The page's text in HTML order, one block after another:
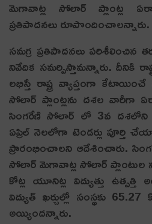
మెగావాట్ల సోలార్‌ ప్లాంట్ల‌
ప్రతిపాదనలు రూపొందించాలన్నారు.
సమగ్ర ప్రతిపాదనలు పరిశీలించిన
నివేదిక స‌మ‌ర్పిస్తామ‌న్నారు. దీనికి
లభిస్తే రాష్ట్ర వ్యాప్తంగా
సోలార్‌ ప్లాంట్ల‌ను దశల వారీగా
సింగరేణి సోలార్‌ లో 3వ దశలోని
ఏప్రిల్‌ నెలలోగా టెండర్లు పూర్తి
ప్రారంభించాలని ఆదేశించారు.
సోలార్‌ మెగావాట్ల సోలార్‌ ప్లాంటుల
కోట్ల యూనిట్ల విద్యుత్తు
విద్యుత్‌ ఖర్చుల్లో సంస్థకు
అయ్యింద‌న్నారు.